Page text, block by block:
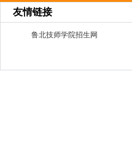
友情链接
鲁北技师学院招生网